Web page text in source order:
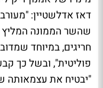
דאז אדלשטיין:
שהשר הממונה המליץ
חריגים, במיוחד
פוליטית", ובשל כך
"יבטיח את עצמאותה